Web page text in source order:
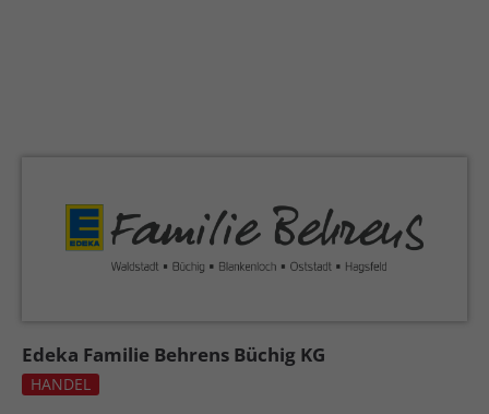
Edeka Familie Behrens Büchig KG
HANDEL